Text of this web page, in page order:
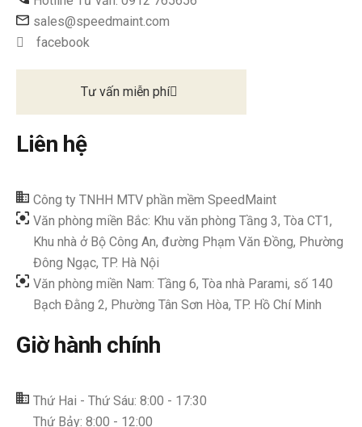
sales@speedmaint.com
facebook
Tư vấn miễn phí
Liên hệ
Công ty TNHH MTV phần mềm SpeedMaint
Văn phòng miền Bắc: Khu văn phòng Tầng 3, Tòa CT1,
Khu nhà ở Bộ Công An, đường Phạm Văn Đồng, Phường
Đông Ngạc, TP. Hà Nội
Văn phòng miền Nam: Tầng 6, Tòa nhà Parami, số 140
Bạch Đằng 2, Phường Tân Sơn Hòa, TP. Hồ Chí Minh
Giờ hành chính
Thứ Hai - Thứ Sáu: 8:00 - 17:30
Thứ Bảy: 8:00 - 12:00